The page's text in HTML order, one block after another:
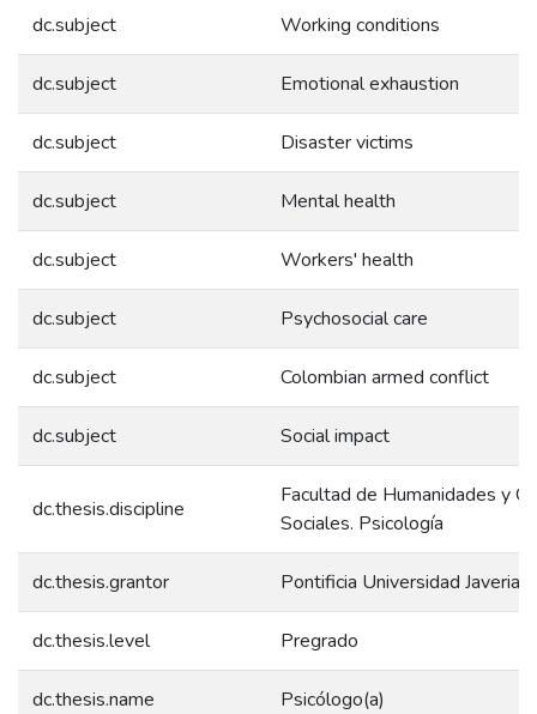
dc.subject Working conditions
dc.subject Emotional exhaustion
dc.subject Disaster victims
dc.subject Mental health
dc.subject Workers' health
dc.subject Psychosocial care
dc.subject Colombian armed conflict
dc.subject Social impact
dc.thesis.discipline
Facultad de Humanidades y
Sociales. Psicología
dc.thesis.grantor Pontificia Universidad
dc.thesis.level Pregrado
dc.thesis.name Psicólogo(a)